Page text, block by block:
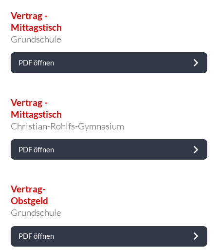
Vertrag -
Mittagstisch
Grundschule
PDF öffnen
Vertrag -
Mittagstisch
Christian-Rohlfs-Gymnasium
PDF öffnen
Vertrag-
Obstgeld
Grundschule
PDF öffnen